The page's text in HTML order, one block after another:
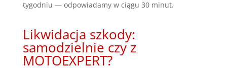
tygodniu — odpowiadamy w ciągu 30 minut.
Likwidacja szkody:
samodzielnie czy z
MOTOEXPERT?